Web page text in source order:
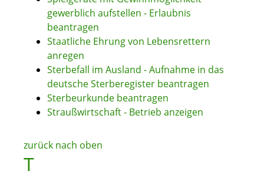
gewerblich aufstellen - Erlaubnis
beantragen
Staatliche Ehrung von Lebensrettern
anregen
Sterbefall im Ausland - Aufnahme in das
deutsche Sterberegister beantragen
Sterbeurkunde beantragen
Straußwirtschaft - Betrieb anzeigen
zurück nach oben
T